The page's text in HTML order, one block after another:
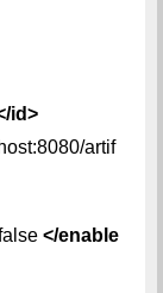
id>
artif
</enable